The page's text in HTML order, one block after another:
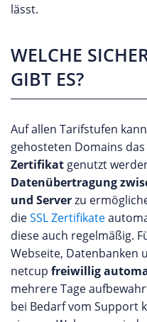
lässt.
WELCHE
GIBT ES?
Auf allen Tarifstufen
gehosteten Domains das
Zertifikat genutzt
Datenübertragung
und Serverzu
dieSSL Zertifikate
diese auch regelmäßig.
Webseite, Datenbanken
netcup freiwillig
mehrere Tage
bei Bedarf vom Support